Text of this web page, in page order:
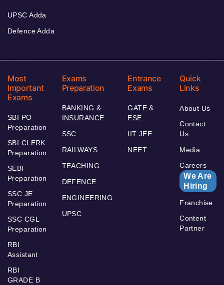
UPSC Adda
Defence Adda
Most
Important
Exams
SBI PO
Preparation
SBI CLERK
Preparation
SEBI
Preparation
SSC JE
Preparation
SSC CGL
Preparation
RBI
Assistant
RBI
GRADE B
Exams
Preparation
BANKING &
INSURANCE
SSC
RAILWAYS
TEACHING
DEFENCE
ENGINEERING
UPSC
Entrance
Exams
GATE &
ESE
IIT JEE
NEET
Quick
Links
About Us
Contact
Us
Media
Careers
We Are
Hiring
Franchise
Content
Partner